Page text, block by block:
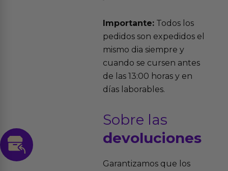
Importante:Todos los
pedidos son expedidos el
mismo dia siempre y
cuando se cursen antes
de las 13:00 horas y en
días laborables.
Sobre las
devoluciones
Garantizamos que los